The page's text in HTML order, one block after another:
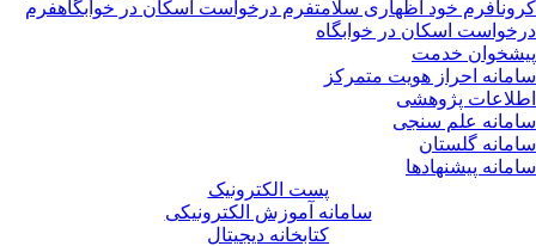
فرم خود اظهاری سلامتفرم درخواست اسکان در خوابگاهفرم
اسکان در خوابگاه
خدمت
احراز هویت متمرکز
پژوهشی
علم سنجی
گلستان
پیشنهادها
پست الکترونیک
سامانه آموزش الکترونیکی
کتابخانه دیجیتال